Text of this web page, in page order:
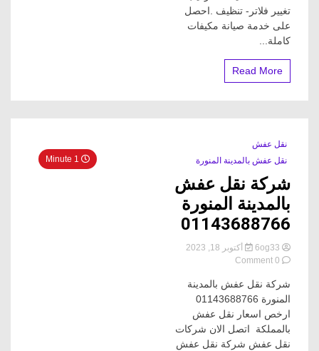
تغيير فلاتر- تنظيف .احصل
على خدمة صيانة مكيفات
كاملة...
Read More
نقل عفش
نقل عفش بالمدينة المنورة
شركة نقل عفش
بالمدينة المنورة
01143688766
أكتوبر 18, 2023
0 Comment
on
نقل
عفش
بالمدينة
المنورة
01143688766
شركة نقل عفش بالمدينة
المنورة 01143688766
ارخص اسعار نقل عفش
بالمملكة اتصل الان شركات
نقل عفش شركة نقل عفش